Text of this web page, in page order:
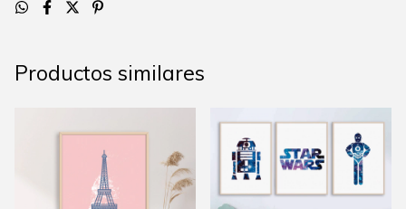
Productos similares